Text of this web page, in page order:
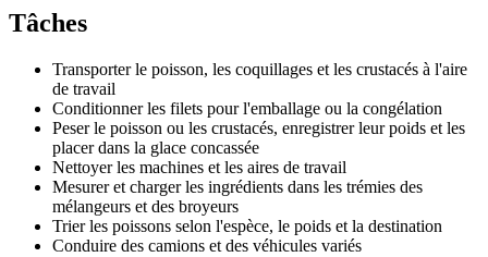
Tâches
Transporter le poisson, les coquillages et les crustacés à l'aire
de travail
Conditionner les filets pour l'emballage ou la congélation
Peser le poisson ou les crustacés, enregistrer leur poids et les
placer dans la glace concassée
Nettoyer les machines et les aires de travail
Mesurer et charger les ingrédients dans les trémies des
mélangeurs et des broyeurs
Trier les poissons selon l'espèce, le poids et la destination
Conduire des camions et des véhicules variés